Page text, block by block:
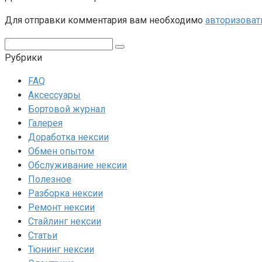
Для отправки комментария вам необходимо
Рубрики
FAQ
Аксессуары
Бортовой журнал
Галерея
Доработка нексии
Обмен опытом
Обслуживание нексии
Полезное
Разборка нексии
Ремонт нексии
Стайлинг нексии
Статьи
Тюнинг нексии